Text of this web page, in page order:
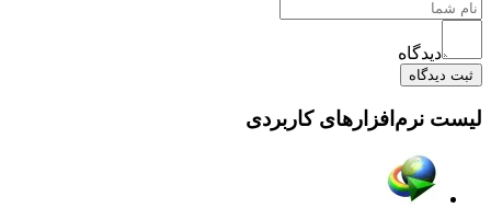
دیدگاه
ثبت دیدگاه
لیست نرم‌افزارهای کاربردی